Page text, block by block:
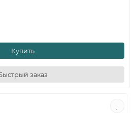
Купить
заказ